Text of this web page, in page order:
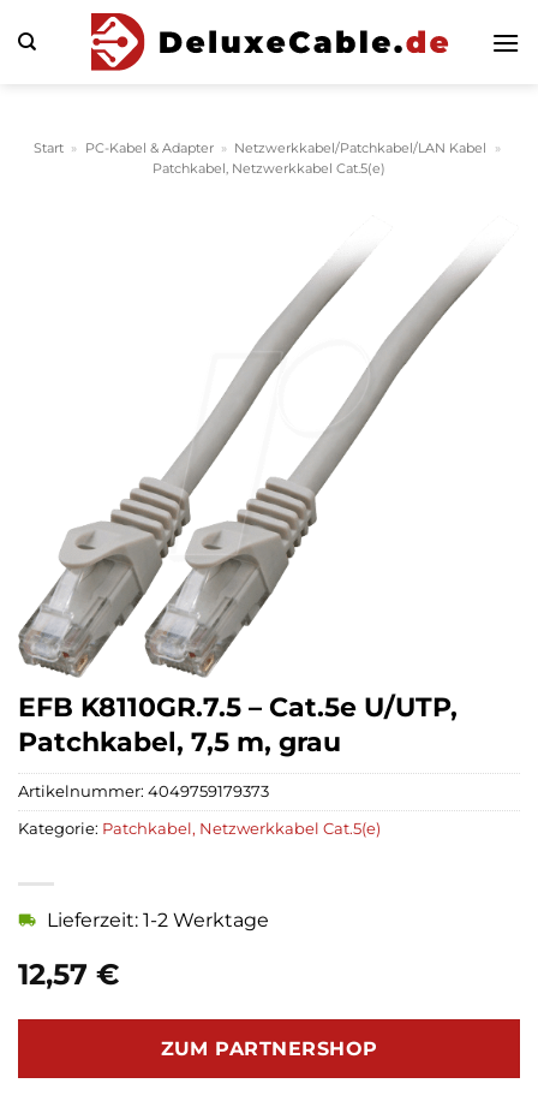
Inhalt
Start » PC-Kabel & Adapter » Netzwerkkabel/Patchkabel/LAN Kabel
»
Patchkabel, Netzwerkkabel Cat.5(e)
EFB K8110GR.7.5 – Cat.5e U/UTP,
Patchkabel, 7,5 m, grau
12,57 €
Lieferzeit: 1-2 Werktage
ZUM PARTNERSHOP
Artikelnummer: 4049759179373
Kategorie: Patchkabel, Netzwerkkabel Cat.5(e)